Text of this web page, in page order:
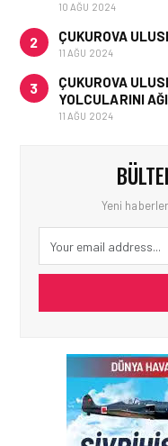
10 AĞU 2024
2 ÇUKUROVA
11 AĞU 2024
3
ÇUKUROVA
YOLCULARINI
11 AĞU 2024
Yeni